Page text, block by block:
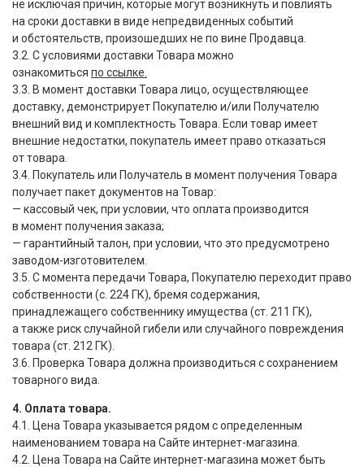
не исключая причин, которые могут возникнуть и повлиять
на сроки доставки в виде непредвиденных событий
и обстоятельств, произошедших не по вине Продавца.
3.2. С условиями доставки Товара можно
ознакомиться по ссылке.
3.3. В момент доставки Товара лицо, осуществляющее
доставку, демонстрирует Покупателю и/или Получателю
внешний вид и комплектность Товара. Если товар имеет
внешние недостатки, покупатель имеет право отказаться
от товара.
3.4. Покупатель или Получатель в момент получения Товара
получает пакет документов на Товар:
— кассовый чек, при условии, что оплата производится
в момент получения заказа;
— гарантийный талон, при условии, что это предусмотрено
заводом-изготовителем.
3.5. С момента передачи Товара, Покупателю переходит право
собственности (с. 224 ГК), бремя содержания,
принадлежащего собственнику имущества (ст. 211 ГК),
а также риск случайной гибели или случайного повреждения
товара (ст. 212 ГК).
3.6. Проверка Товара должна производиться с сохранением
товарного вида.
4. Оплата товара.
4.1. Цена Товара указывается рядом с определенным
наименованием товара на Сайте интернет-магазина.
4.2. Цена Товара на Сайте интернет-магазина может быть